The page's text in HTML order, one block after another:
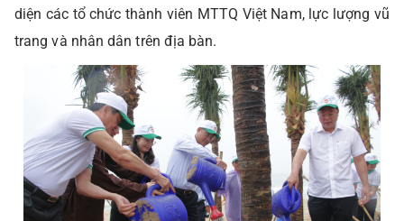
diện các tổ chức thành viên MTTQ Việt Nam, lực lượng vũ
trang và nhân dân trên địa bàn.